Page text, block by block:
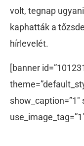
volt, tegnap
kaphatták a
hírlevelét.
[banner
show_caption=”1″